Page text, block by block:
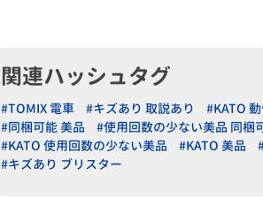
関連ハッシュタグ
#TOMIX 電車 #キズあり 取説あり #KATO
#同梱可能 美品
#使用回数の少ない美品 同梱
#KATO 使用回数の少ない美品
#KATO 美品
#キズあり ブリスター